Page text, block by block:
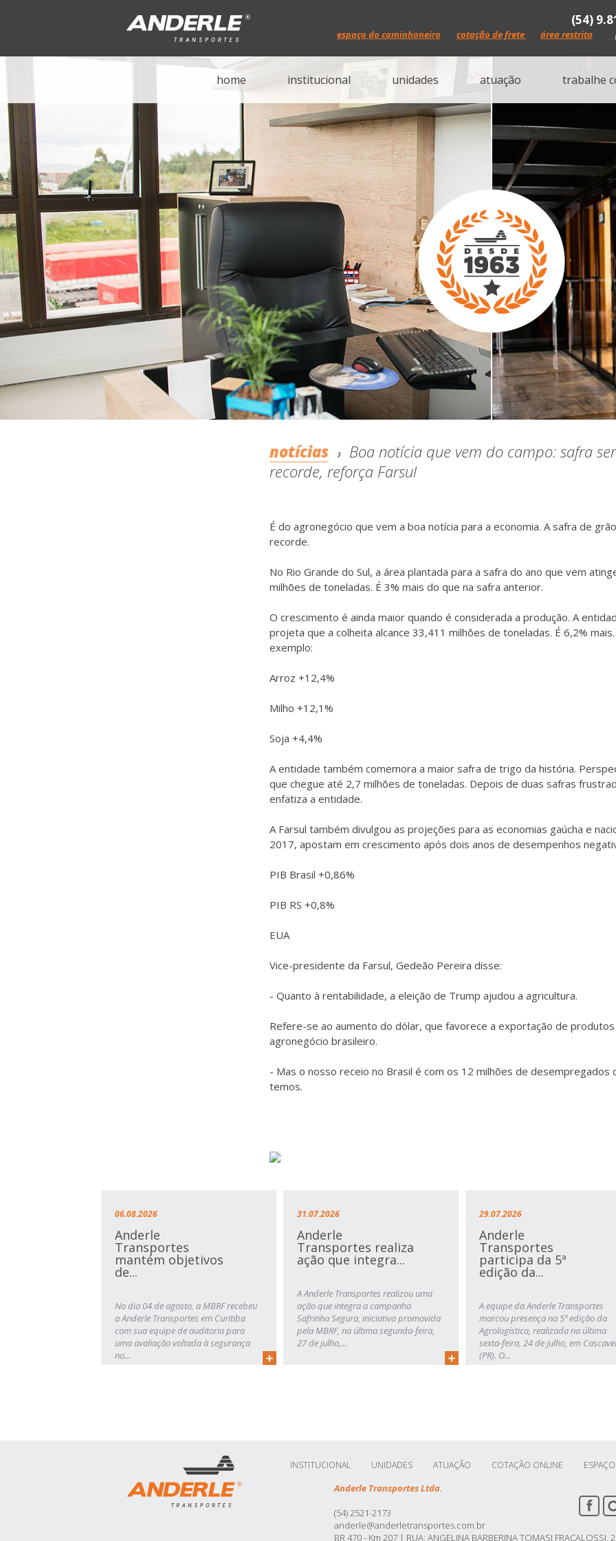
espaço do caminhoneiro cotação de frete área restrita
(54)
home institucional unidades atuação trabalhe
notícias
Boa notícia que vem do campo: safra
recorde, reforça Farsul
É do agronegócio que vem a boa notícia para a economia. A safra de
recorde.
No Rio Grande do Sul, a área plantada para a safra do ano que vem
milhões de toneladas. É 3% mais do que na safra anterior.
O crescimento é ainda maior quando é considerada a produção. A
projeta que a colheita alcance 33,411 milhões de toneladas. É 6,2%
exemplo:
Arroz +12,4%
Milho +12,1%
Soja +4,4%
A entidade também comemora a maior safra de trigo da história.
que chegue até 2,7 milhões de toneladas. Depois de duas safras
enfatiza a entidade.
A Farsul também divulgou as projeções para as economias gaúcha e
2017, apostam em crescimento após dois anos de desempenhos
PIB Brasil +0,86%
PIB RS +0,8%
EUA
Vice-presidente da Farsul, Gedeão Pereira disse:
- Quanto à rentabilidade, a eleição de Trump ajudou a agricultura.
Refere-se ao aumento do dólar, que favorece a exportação de
agronegócio brasileiro.
- Mas o nosso receio no Brasil é com os 12 milhões de desempregados
temos.
06.08.2026
Anderle
Transportes
mantém objetivos
de...
No dia 04 de agosto, a MBRF recebeu
a Anderle Transportes em Curitiba
com sua equipe de auditoria para
uma avaliação voltada à segurança
no...
31.07.2026
Anderle
Transportes realiza
ação que integra...
A Anderle Transportes realizou uma
ação que integra a campanha
Safrinha Segura, iniciativa promovida
pela MBRF, na última segunda-feira,
27 de julho,...
29.07.2026
Anderle
Transportes
participa da 5ª
edição da...
A equipe da Anderle Transportes
marcou presença na 5ª edição da
Agrologística, realizada na última
sexta-feira, 24 de julho, em Cascavel
(PR). O...
INSTITUCIONAL UNIDADES ATUAÇÃO COTAÇÃO ONLINE
Anderle Transportes Ltda.
(54) 2521-2173
anderle@anderletransportes.com.br
BR 470 - Km 207 | RUA: ANGELINA BARBERINA TOMASI